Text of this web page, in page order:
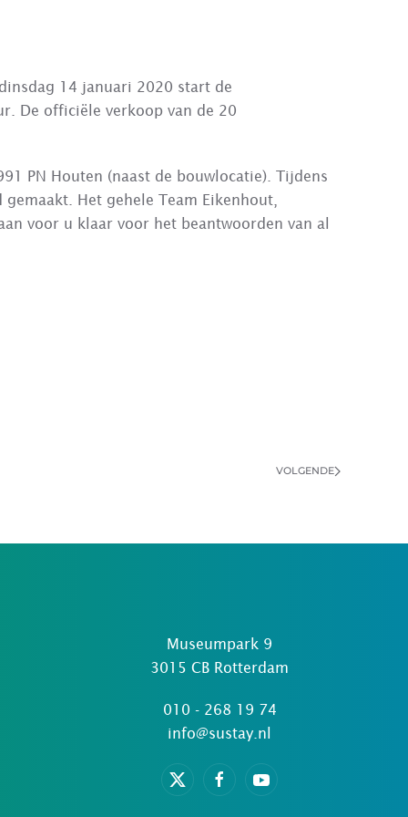
14 januari 2020 start de
De officiële verkoop van de 20
PN Houten (naast de bouwlocatie). Tijdens
Het gehele Team Eikenhout,
voor u klaar voor het beantwoorden van al
VOLGENDE
Museumpark 9
3015 CB Rotterdam
010 - 268 19 74
info@sustay.nl